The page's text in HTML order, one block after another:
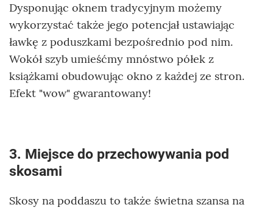
Dysponując oknem tradycyjnym możemy
wykorzystać także jego potencjał ustawiając
ławkę z poduszkami bezpośrednio pod nim.
Wokół szyb umieśćmy mnóstwo półek z
książkami obudowując okno z każdej ze stron.
Efekt "wow" gwarantowany!
3. Miejsce do przechowywania pod
skosami
Skosy na poddaszu to także świetna szansa na